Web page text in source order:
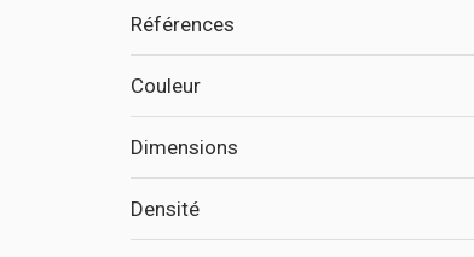
Références
Couleur
Dimensions
Densité